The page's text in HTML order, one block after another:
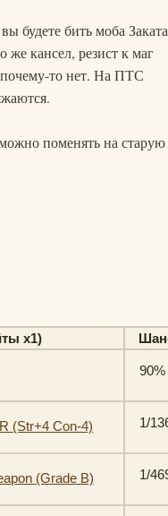
будете бить моба Заката
кансел, резист к маг
почему-то нет. На ПТС
поменять на старую
х1)
90%
(Str+4 Con-4) 1/
(Grade B) 1/